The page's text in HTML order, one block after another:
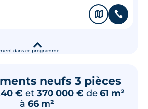
dans ce programme
🗞 📞
▾
neufs 3 pièces
€ et 370 000 € de 61 m²
à 66 m²